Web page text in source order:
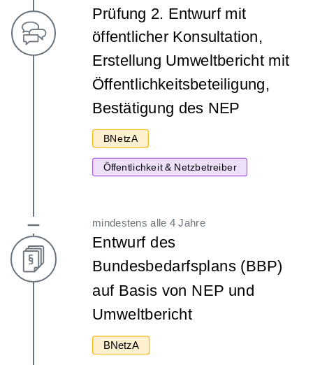
Prüfung 2. Entwurf mit
öffentlicher Konsultation,
Erstellung Umweltbericht mit
Öffentlichkeitsbeteiligung,
Bestätigung des NEP
BNetzA
Öffentlichkeit & Netzbetreiber
mindestens alle 4 Jahre
Entwurf des
Bundesbedarfsplans (BBP)
auf Basis von NEP und
Umweltbericht
BNetzA